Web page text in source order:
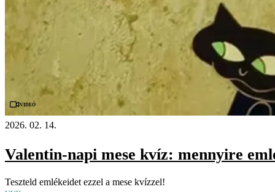
Videó
2026. 02. 14.
Valentin-napi mese kvíz: mennyire
Teszteld emlékeidet ezzel a mese kvízzel!